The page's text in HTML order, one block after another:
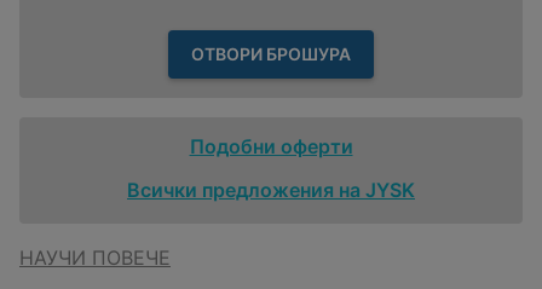
ОТВОРИ БРОШУРА
Подобни оферти
Всички предложения на JYSK
НАУЧИ ПОВЕЧЕ